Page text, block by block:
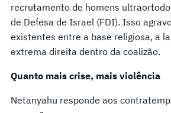
recrutamento de homens
de Defesa de Israel (FDI). Isso
existentes entre a base religiosa, a
extrema direita dentro da coalizão.
Quanto mais crise, mais violência
Netanyahu responde aos